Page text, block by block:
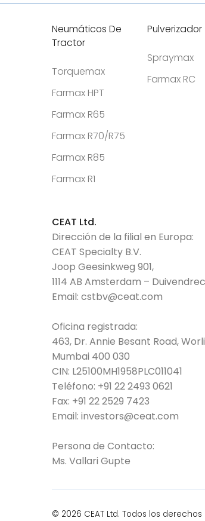
Neumáticos De
Tractor
Torquemax
Farmax HPT
Farmax R65
Farmax R70/R75
Farmax R85
Farmax R1
Pulverizador
Spraymax
Farmax RC
CEAT Ltd.
Dirección de la filial en Europa:
CEAT Specialty B.V.
Joop Geesinkweg 901,
1114 AB Amsterdam –
Email: cstbv@ceat.com
Oficina registrada:
463, Dr. Annie Besant Road,
Mumbai 400 030
CIN: L25100MH1958PLC011041
Teléfono: +91 22 2493 0621
Fax: +91 22 2529 7423
Email: investors@ceat.com
Persona de Contacto:
Ms. Vallari Gupte
© 2026 CEAT Ltd. Todos los